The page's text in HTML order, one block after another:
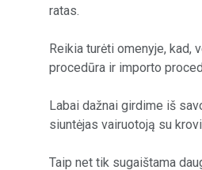
ratas.
Reikia turėti omenyje,
procedūra ir importo
Labai dažnai girdime iš
siuntėjas vairuotoją su
Taip net tik sugaištama